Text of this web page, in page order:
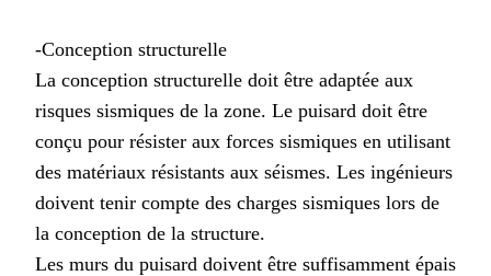
-Conception structurelle
La conception structurelle doit être adaptée aux
risques sismiques de la zone. Le puisard doit être
conçu pour résister aux forces sismiques en utilisant
des matériaux résistants aux séismes. Les ingénieurs
doivent tenir compte des charges sismiques lors de
la conception de la structure.
Les murs du puisard doivent être suffisamment épais